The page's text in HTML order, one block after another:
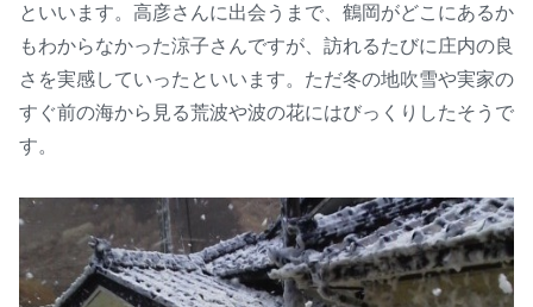
といいます。高彦さんに出会うまで、鶴岡がどこにあるか
もわからなかった涼子さんですが、訪れるたびに庄内の良
さを実感していったといいます。ただ冬の地吹雪や実家の
すぐ前の海から見る荒波や波の花にはびっくりしたそうで
す。